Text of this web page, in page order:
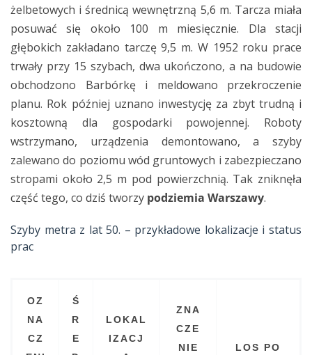
żelbetowych i średnicą wewnętrzną 5,6 m. Tarcza miała
posuwać się około 100 m miesięcznie. Dla stacji
głębokich zakładano tarczę 9,5 m. W 1952 roku prace
trwały przy 15 szybach, dwa ukończono, a na budowie
obchodzono Barbórkę i meldowano przekroczenie
planu. Rok później uznano inwestycję za zbyt trudną i
kosztowną dla gospodarki powojennej. Roboty
wstrzymano, urządzenia demontowano, a szyby
zalewano do poziomu wód gruntowych i zabezpieczano
stropami około 2,5 m pod powierzchnią. Tak zniknęła
część tego, co dziś tworzy podziemia Warszawy.
Szyby metra z lat 50. – przykładowe lokalizacje i status
prac
OZ
NA
CZ
Ś
R
E
LOKAL
IZACJ
ZNA
CZE
NIE
LOS PO